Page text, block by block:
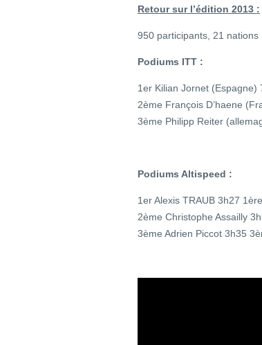
Retour sur l’édition 2013 :
950 participants, 21 nations
Podiums ITT :
1er Kilian Jornet (Espagne)
2ème François D’haene
3ème Philipp Reiter
Podiums Altispeed :
1er Alexis TRAUB 3h27
2ème Christophe Assailly
3ème Adrien Piccot 3h35